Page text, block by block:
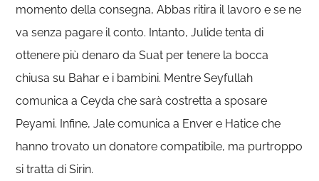
momento della consegna, Abbas ritira il lavoro e se ne
va senza pagare il conto. Intanto, Julide tenta di
ottenere più denaro da Suat per tenere la bocca
chiusa su Bahar e i bambini. Mentre Seyfullah
comunica a Ceyda che sarà costretta a sposare
Peyami. Infine, Jale comunica a Enver e Hatice che
hanno trovato un donatore compatibile, ma purtroppo
si tratta di Sirin.